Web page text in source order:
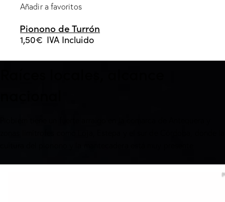
Añadir a favoritos
Pionono de Turrón
1,50€ IVA Incluido